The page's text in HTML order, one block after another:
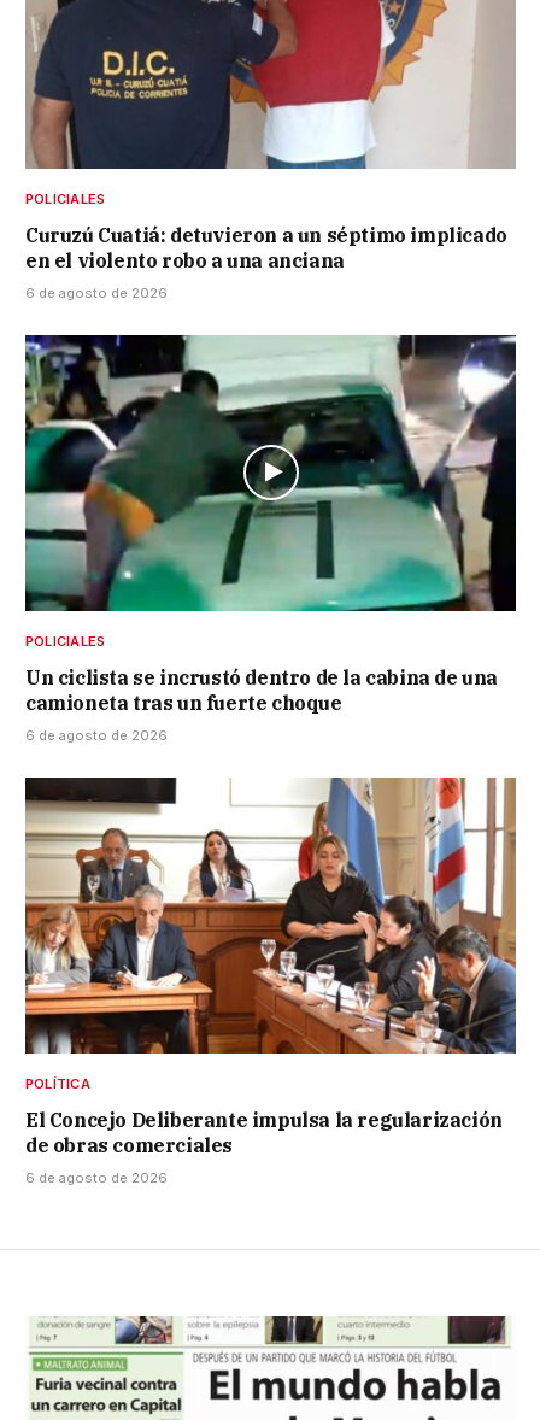
POLICIALES
Curuzú Cuatiá: detuvieron a un séptimo implicado
en el violento robo a una anciana
6 de agosto de 2026
POLICIALES
Un ciclista se incrustó dentro de la cabina de una
camioneta tras un fuerte choque
6 de agosto de 2026
POLÍTICA
El Concejo Deliberante impulsa la regularización
de obras comerciales
6 de agosto de 2026